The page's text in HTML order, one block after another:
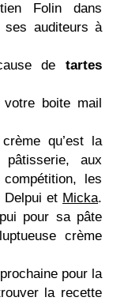
Folin dans
ses auditeurs à
de tartes
boite mail
qu’est la
aux
les
et Micka.
pour sa pâte
crème
pour la
la recette